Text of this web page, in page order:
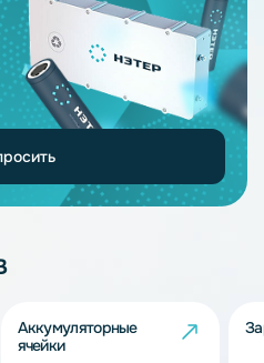
Аккумуляторные
ячейки